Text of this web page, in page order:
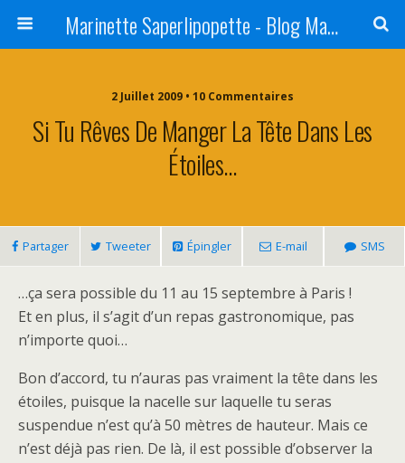
Marinette Saperlipopette - Blog Maman Angers Lifestyle - Ex Expat Montréal
2 Juillet 2009 • 10 Commentaires
Si Tu Rêves De Manger La Tête Dans Les
Étoiles…
Partager Tweeter Épingler E-mail SMS
…ça sera possible du 11 au 15 septembre à Paris !
Et en plus, il s’agit d’un repas gastronomique, pas
n’importe quoi…
Bon d’accord, tu n’auras pas vraiment la tête dans les
étoiles, puisque la nacelle sur laquelle tu seras
suspendue n’est qu’à 50 mètres de hauteur. Mais ce
n’est déjà pas rien. De là, il est possible d’observer la